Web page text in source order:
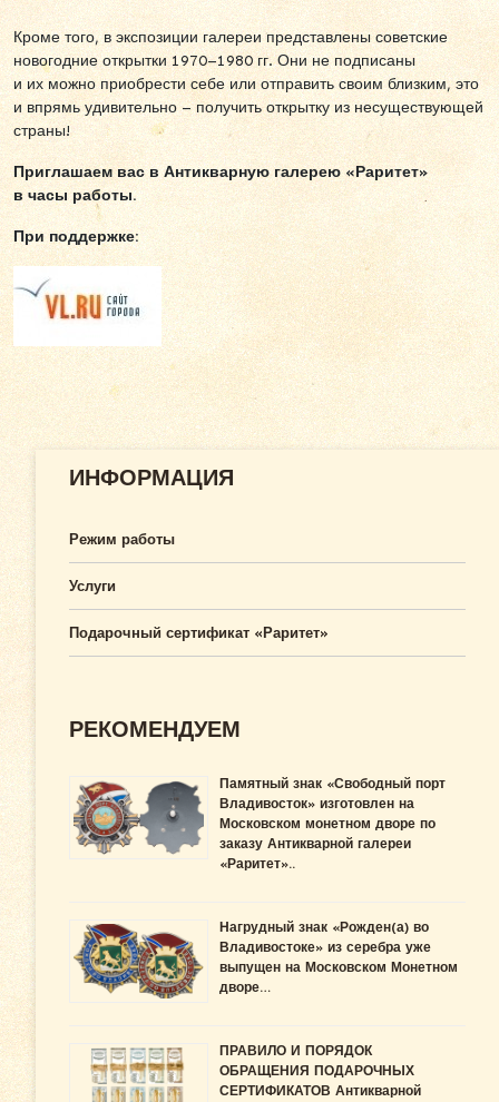
Кроме того, в экспозиции галереи представлены советские
новогодние открытки 1970–1980 гг. Они не подписаны
и их можно приобрести себе или отправить своим близким, это
и впрямь удивительно – получить открытку из несуществующей
страны!
Приглашаем вас в Антикварную галерею «Раритет»
в часы работы.
При поддержке:
ИНФОРМАЦИЯ
Режим работы
Услуги
Подарочный сертификат «Раритет»
РЕКОМЕНДУЕМ
Памятный знак «Свободный порт
Владивосток» изготовлен на
Московском монетном дворе по
заказу Антикварной галереи
«Раритет»..
Нагрудный знак «Рожден(а) во
Владивостоке» из серебра уже
выпущен на Московском Монетном
дворе…
ПРАВИЛО И ПОРЯДОК
ОБРАЩЕНИЯ ПОДАРОЧНЫХ
СЕРТИФИКАТОВ Антикварной